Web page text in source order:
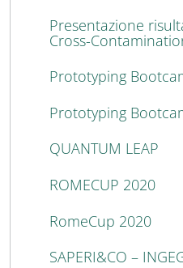
Presentazione
Cross-
Prototyping
Prototyping
QUANTUM LEAP
ROMECUP 2020
RomeCup 2020
SAPERI&CO –